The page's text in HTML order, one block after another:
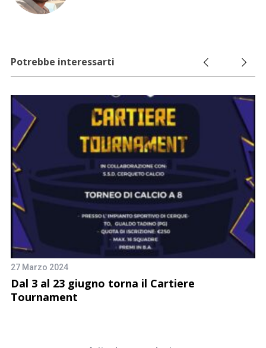
Potrebbe interessarti
27 Marzo 2024
Dal 3 al 23 giugno torna il Cartiere
Tournament